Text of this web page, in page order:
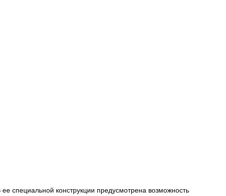
специальной конструкции предусмотрена возможность